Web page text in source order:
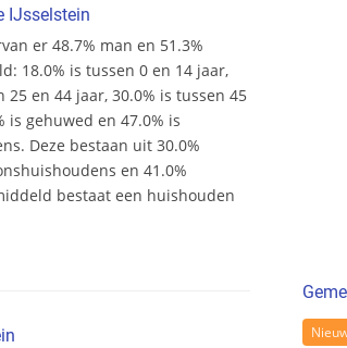
IJsselstein
er 48.7% man en 51.3%
18.0% is tussen 0 en 14 jaar,
25 en 44 jaar, 30.0% is tussen 45
is gehuwed en 47.0% is
Deze bestaan uit 30.0%
en 41.0%
bestaat een huishouden